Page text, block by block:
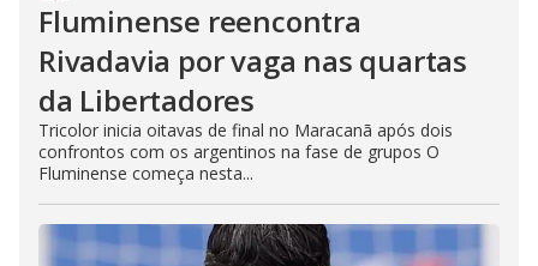
Fluminense reencontra
Rivadavia por vaga nas quartas
da Libertadores
Tricolor inicia oitavas de final no Maracanã após dois
confrontos com os argentinos na fase de grupos O
Fluminense começa nesta...